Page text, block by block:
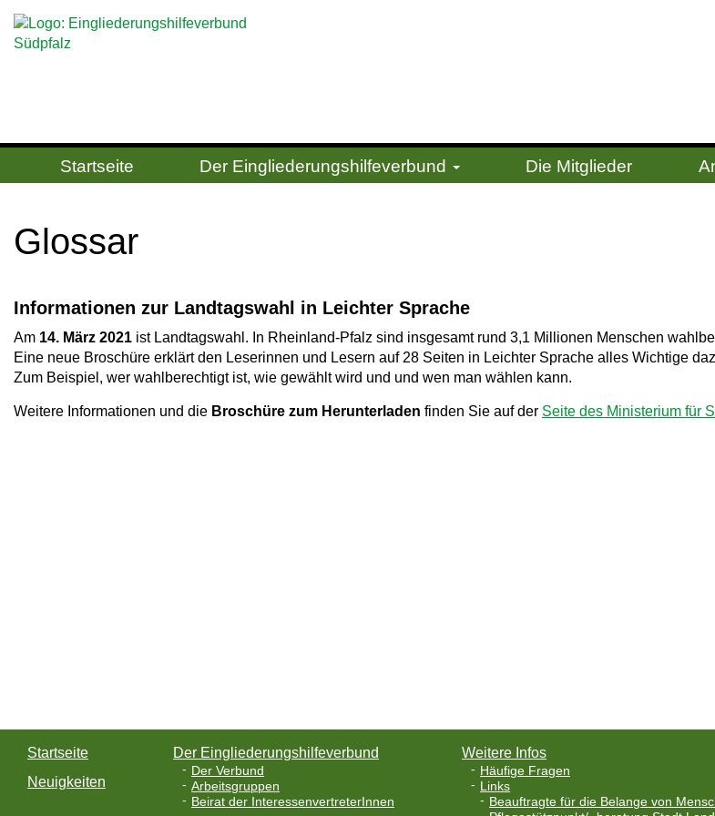
Startseite Der Ein­gliede­rungs­hilfe­verbund Die Mitglieder
Glossar
Informationen zur Landtagswahl in Leichter Sprache
Am 14. März 2021 ist Landtagswahl. In Rheinland-Pfalz sind insgesamt rund 3,1 Millionen Menschen
Eine neue Broschüre erklärt den Leserinnen und Lesern auf 28 Seiten in Leichter Sprache alles Wichtige
Zum Beispiel, wer wahlberechtigt ist, wie gewählt wird und und wen man wählen kann.
Weitere Informationen und die Broschüre zum Herunterladen finden Sie auf der Seite des Ministerium für
Startseite
Neuigkeiten
Der Eingliederungshilfeverbund
Der Verbund
Arbeitsgruppen
Beirat der InteressenvertreterInnen
Weitere Infos
Häufige Fragen
Links
Beauftragte für die Belange von